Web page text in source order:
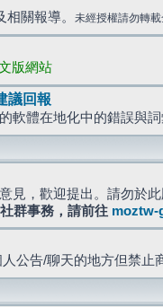
關報導。 未經授權請勿轉
版網站
議回報
軟體在地化中的錯誤與
見，歡迎提出。請勿於
群事務，請前往 moztw-
公告/聊天的地方但禁止